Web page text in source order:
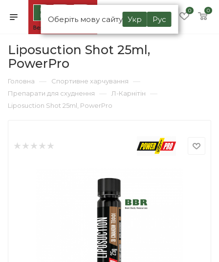
Оберіть мову сайту Укр Рус
0 0
Liposuction Shot 25ml,
PowerPro
Головна — Спортивне харчування —
Препарати для схуднення — Л-Карнітін —
Liposuction Shot 25ml, PowerPro